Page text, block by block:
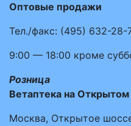
Оптовые продажи
Тел./факс: (495) 632-28-
9:00 — 18:00 кроме
Розница
Ветаптека на
Москва, Открытое